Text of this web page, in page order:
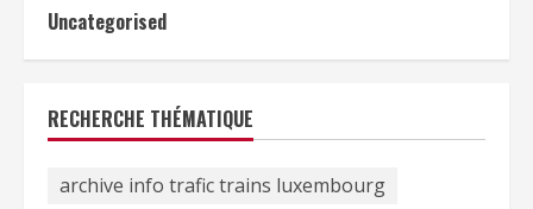
Uncategorised
RECHERCHE THÉMATIQUE
archive info trafic trains luxembourg